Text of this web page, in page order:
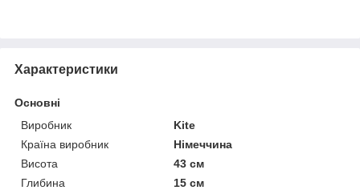
Характеристики
Основні
Виробник
Kite
Країна виробник
Німеччина
Висота
43 см
Глибина
15 см